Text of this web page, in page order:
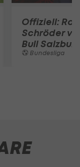
Offiziell:
Schröder
Bull
Bundesliga